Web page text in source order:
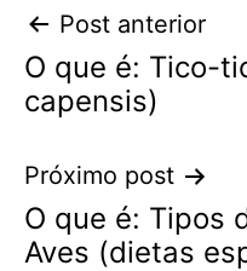
Navegação
de
Post
Post anterior
O que é: Tico-
capensis)
Próximo post
O que é: Tipos
Aves (dietas